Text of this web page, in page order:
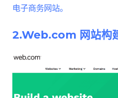
电子商务网站。
2.Web.com 网站构